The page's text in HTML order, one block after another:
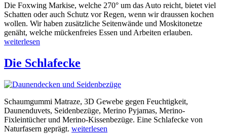
Die Foxwing Markise, welche 270° um das Auto reicht, bietet viel
Schatten oder auch Schutz vor Regen, wenn wir draussen kochen
wollen. Wir haben zusätzliche Seitenwände und Moskitonetze
genäht, welche mückenfreies Essen und Arbeiten erlauben.
weiterlesen
Die Schlafecke
Schaumgummi Matraze, 3D Gewebe gegen Feuchtigkeit,
Daunenduvets, Seidenbezüge, Merino Pyjamas, Merino-
Fixleintücher und Merino-Kissenbezüge. Eine Schlafecke von
Naturfasern geprägt. weiterlesen